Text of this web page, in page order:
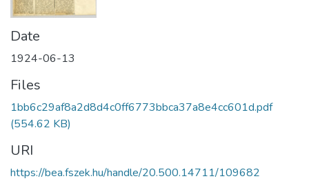
Date
1924-06-13
Files
1bb6c29af8a2d8d4c0ff6773bbca37a8e4cc601d.pdf
(554.62 KB)
URI
https://bea.fszek.hu/handle/20.500.14711/109682